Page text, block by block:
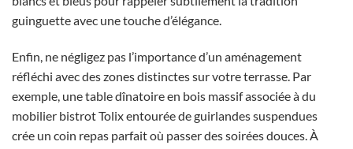
guinguette avec une touche d’élégance.
Enfin, ne négligez pas l’importance d’un aménagement
réfléchi avec des zones distinctes sur votre terrasse. Par
exemple, une table dînatoire en bois massif associée à du
mobilier bistrot Tolix entourée de guirlandes suspendues
crée un coin repas parfait où passer des soirées douces. À